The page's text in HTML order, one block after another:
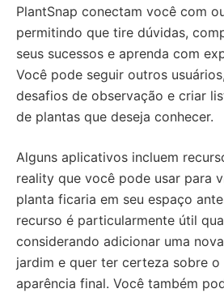
PlantSnap conectam você com
permitindo que tire dúvidas,
seus sucessos e aprenda com
Você pode seguir outros
desafios de observação e criar
de plantas que deseja conhecer.
Alguns aplicativos incluem
reality que você pode usar para
planta ficaria em seu espaço
recurso é particularmente útil
considerando adicionar uma
jardim e quer ter certeza sobre o
aparência final. Você também